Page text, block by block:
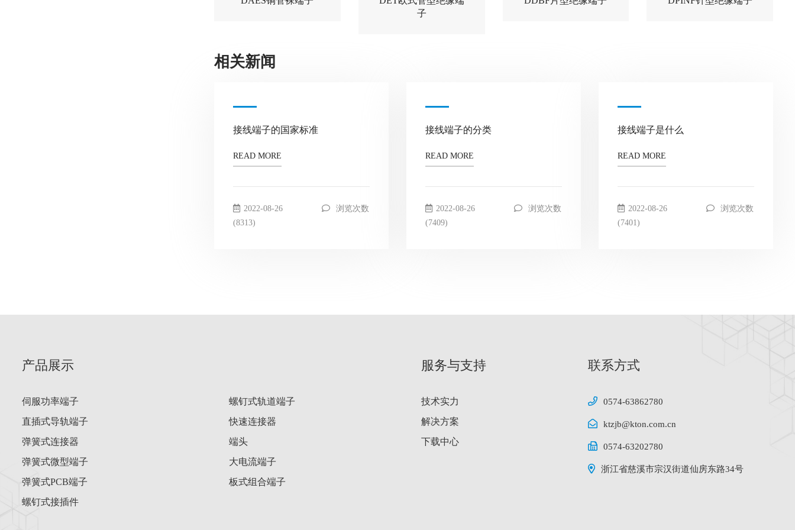
子
相关新闻
接线端子的国家标准
READ MORE
2022-08-26
浏览次数
(8313)
接线端子的分类
READ MORE
2022-08-26
浏览次数
(7409)
接线端子是什么
READ MORE
2022-08-26
浏览次数
(7401)
产品展示
伺服功率端子
直插式导轨端子
弹簧式连接器
弹簧式微型端子
弹簧式PCB端子
螺钉式接插件
螺钉式轨道端子
快速连接器
端头
大电流端子
板式组合端子
服务与支持
技术实力
解决方案
下载中心
联系方式
0574-63862780
ktzjb@kton.com.cn
0574-63202780
浙江省慈溪市宗汉街道仙房东路34号